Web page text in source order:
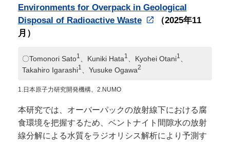
Environments for Overpack in Geological
Disposal of Radioactive Waste
（2025年11
月）
〇Tomonori Sato1 、Kuniki Hata1 、Kyohei Otani1
Takahiro Igarashi1 、Yusuke Ogawa2
1.日本原子力研究開発機構、2.NUMO
本研究では、オーバーパックの放射線下における腐
食環境を把握するため、ベントナイト間隙水の放射
線分解による水質をラジオリシス解析により予測す